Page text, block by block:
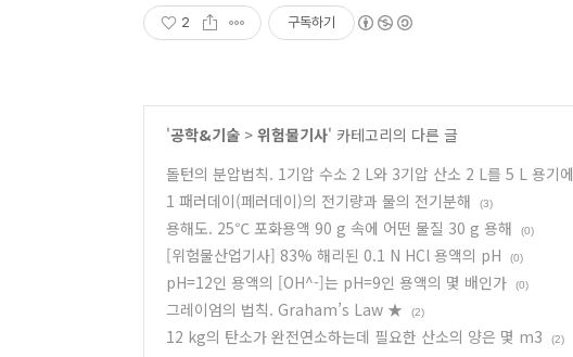
2 구독하기
'공학&기술 > 위험물기사' 카테고리의 다른 글
돌턴의 분압법칙. 1기압 수소 2 L와 3기압 산소 2 L를 5 L 용기에
1 패러데이(페러데이)의 전기량과 물의 전기분해 (3)
용해도. 25℃ 포화용액 90 g 속에 어떤 물질 30 g 용해 (0)
[위험물산업기사] 83% 해리된 0.1 N HCl 용액의 pH (0)
pH=12인 용액의 [OH^-]는 pH=9인 용액의 몇 배인가 (0)
그레이엄의 법칙. Graham’s Law ★ (2)
12 kg의 탄소가 완전연소하는데 필요한 산소의 양은 몇 m3 (2)